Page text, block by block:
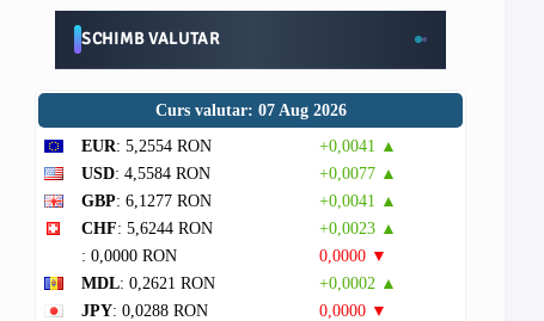
SCHIMB VALUTAR
Curs valutar: 07 Aug 2026
EUR: 5,2554 RON
+0,0041 ▲
USD: 4,5584 RON
+0,0077 ▲
GBP: 6,1277 RON
+0,0041 ▲
CHF: 5,6244 RON
+0,0023 ▲
: 0,0000 RON
0,0000 ▼
MDL: 0,2621 RON
+0,0002 ▲
JPY: 0,0288 RON
0,0000 ▼